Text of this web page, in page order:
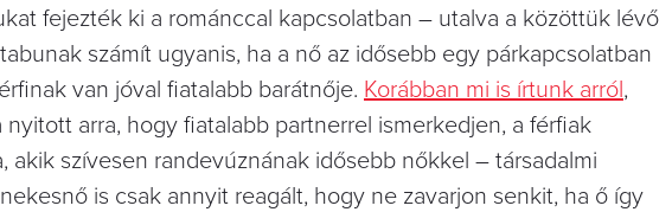
fejezték ki a románccal kapcsolatban – utalva a közöttük lévő
számít ugyanis, ha a nő az idősebb egy párkapcsolatban
van jóval fiatalabb barátnője. Korábban mi is írtunk arról,
arra, hogy fiatalabb partnerrel ismerkedjen, a férfiak
akik szívesen randevúznának idősebb nőkkel – társadalmi
is csak annyit reagált, hogy ne zavarjon senkit, ha ő így